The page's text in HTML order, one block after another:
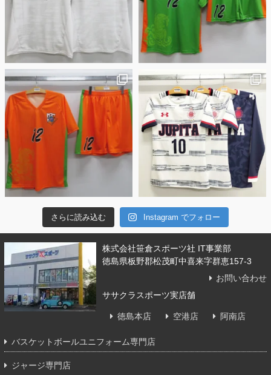
さらに読み込む Instagram でフォロー
株式会社笹倉スポーツ社 IT事業部
徳島県板野郡松茂町中喜来字群恵157-3
お問い合わせ
ササクラスポーツ実店舗
徳島本店 空港店 阿南店
バスケットボールユニフォーム専門店
ジャージ専門店